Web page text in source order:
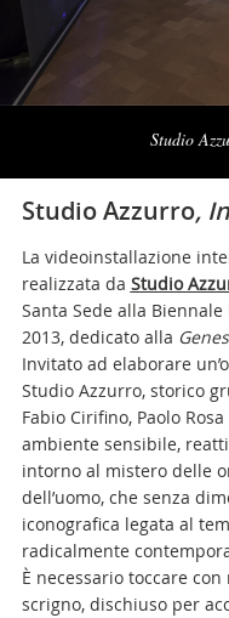
Studio
Naviga
Studio Azzurro,
La videoinstallazione
realizzata da Studio
Santa Sede alla
2013, dedicato alla
Invitato ad elaborare
Studio Azzurro, storico
Fabio Cirifino, Paolo
ambiente sensibile,
intorno al mistero delle
dell’uomo, che senza
iconografica legata al
radicalmente
È necessario toccare
scrigno, dischiuso per